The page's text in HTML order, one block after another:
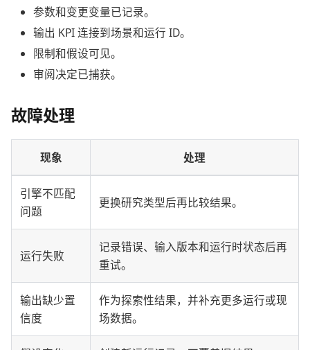
参数和变更变量已记录。
输出 KPI 连接到场景和运行 ID。
限制和假设可见。
审阅决定已捕获。
故障处理
现象 处理
引擎不匹配
问题
更换研究类型后再比较结果。
运行失败
记录错误、输入版本和运行时状态后再
重试。
输出缺少置
信度
作为探索性结果，并补充更多运行或现
场数据。